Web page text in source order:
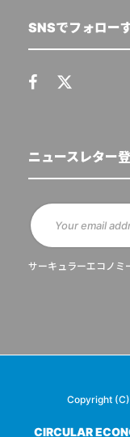
SNSでフォロー
ニュースレター
サーキュラーエコノミ
Copyright
CIRCULAR